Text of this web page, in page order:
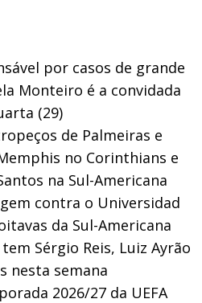
por casos de grande
Monteiro é a convidada
(29)
de Palmeiras e
no Corinthians e
na Sul-Americana
contra o Universidad
da Sul-Americana
Sérgio Reis, Luiz Ayrão
nesta semana
2026/27 da UEFA